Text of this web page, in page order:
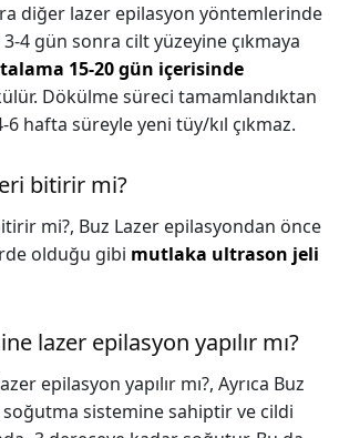
diğer lazer epilasyon yöntemlerinde
4 gün sonra cilt yüzeyine çıkmaya
15-20 gün içerisinde
Dökülme süreci tamamlandıktan
hafta süreyle yeni tüy/kıl çıkmaz.
bitirir mi?
mi?, Buz Lazer epilasyondan önce
olduğu gibi mutlaka ultrason jeli
lazer epilasyon yapılır mı?
epilasyon yapılır mı?, Ayrıca Buz
soğutma sistemine sahiptir ve cildi